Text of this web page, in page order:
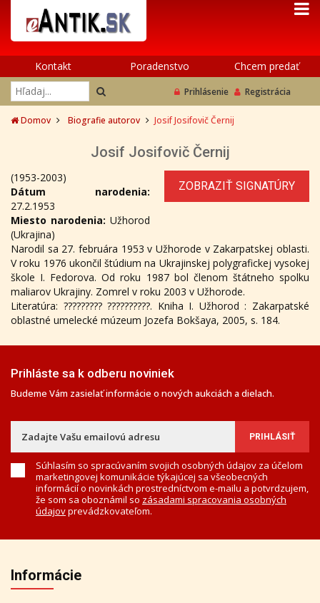
Kontakt Poradenstvo Chcem predať
Prihlásenie Registrácia
Domov Biografie autorov Josif Josifovič Černij
Josif Josifovič Černij
ZOBRAZIŤ SIGNATÚRY
(1953-2003)
Dátum narodenia:
27.2.1953
Miesto narodenia: Užhorod
(Ukrajina)
Narodil sa 27. februára 1953 v Užhorode v Zakarpatskej oblasti.
V roku 1976 ukončil štúdium na Ukrajinskej polygrafickej vysokej
škole I. Fedorova. Od roku 1987 bol členom štátneho spolku
maliarov Ukrajiny. Zomrel v roku 2003 v Užhorode.
Literatúra: ????????? ??????????. Kniha I. Užhorod : Zakarpatské
oblastné umelecké múzeum Jozefa Bokšaya, 2005, s. 184.
Prihláste sa k odberu noviniek
Budeme Vám zasielať informácie o nových aukciách a dielach.
Súhlasím so spracúvaním svojich osobných údajov za účelom
marketingovej komunikácie týkajúcej sa všeobecných
informácií o novinkách prostredníctvom e-mailu a potvrdzujem,
že som sa oboznámil so zásadami spracovania osobných
údajovprevádzkovateľom.
Informácie